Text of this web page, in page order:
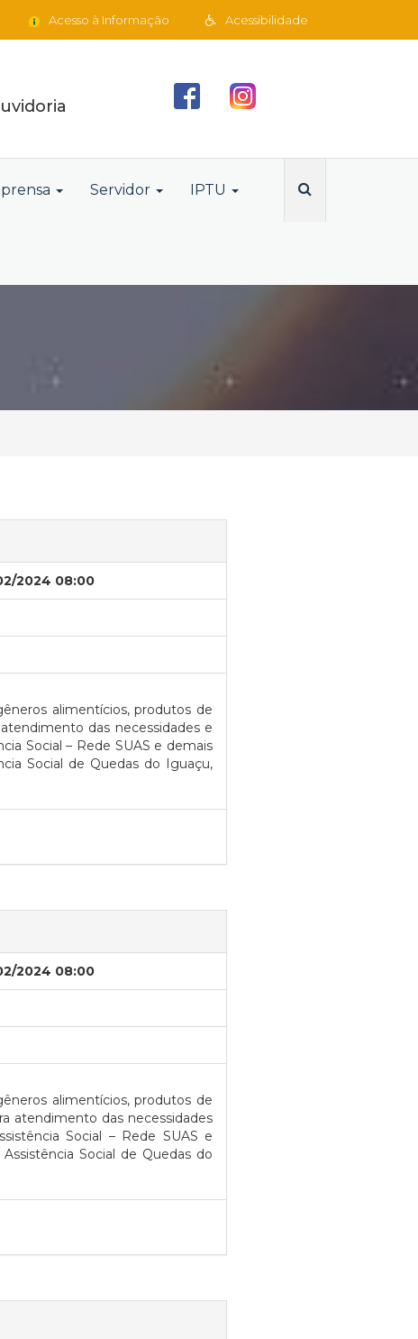
Acessibilidade
Acesso à Informação
Servidor IPTU
2024 08:00
alimentícios, produtos de
das necessidades e
Social – Rede SUAS e demais
Social de Quedas do Iguaçu,
2024 08:00
alimentícios, produtos de
atendimento das necessidades
Social – Rede SUAS e
Social de Quedas do